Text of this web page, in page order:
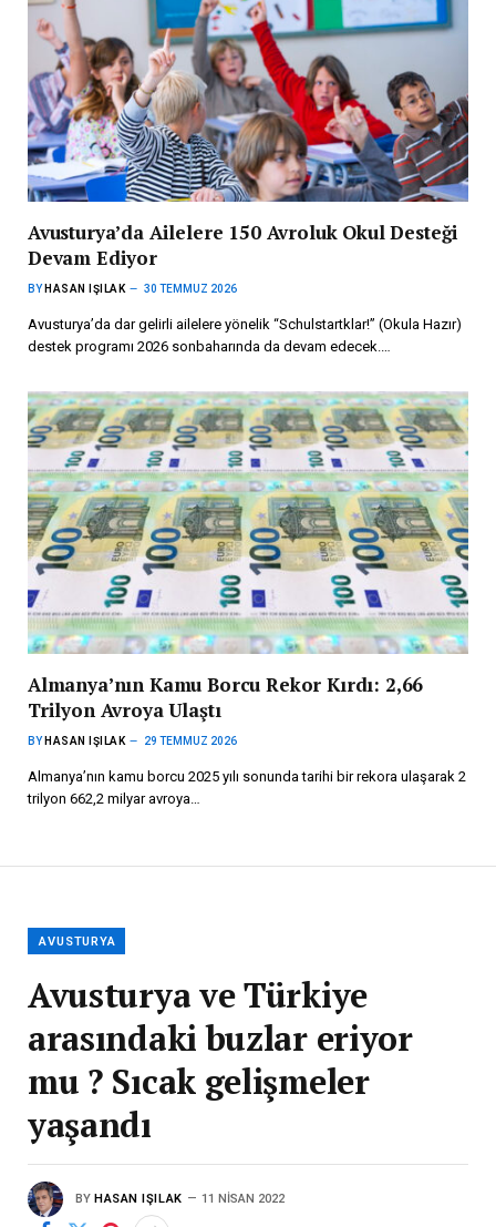
Avusturya’da Ailelere 150 Avroluk Okul Desteği
Devam Ediyor
BY HASAN IŞILAK 30 TEMMUZ 2026
Avusturya’da dar gelirli ailelere yönelik “Schulstartklar!” (Okula Hazır)
destek programı 2026 sonbaharında da devam edecek.…
Almanya’nın Kamu Borcu Rekor Kırdı: 2,66
Trilyon Avroya Ulaştı
BY HASAN IŞILAK 29 TEMMUZ 2026
Almanya’nın kamu borcu 2025 yılı sonunda tarihi bir rekora ulaşarak 2
trilyon 662,2 milyar avroya…
AVUSTURYA
Avusturya ve Türkiye
arasındaki buzlar eriyor
mu ? Sıcak gelişmeler
yaşandı
BY HASAN IŞILAK 11 NISAN 2022